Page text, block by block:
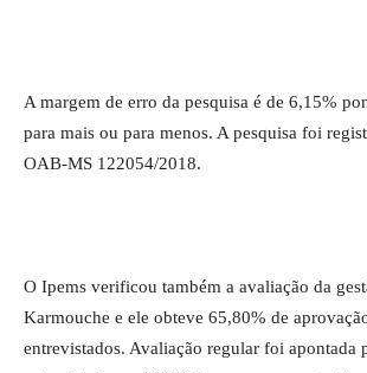
A margem de erro da pesquisa é de 6,15%
para mais ou para menos. A pesquisa foi
OAB-MS 122054/2018.
O Ipems verificou também a avaliação da
Karmouche e ele obteve 65,80% de
entrevistados. Avaliação regular foi apontada